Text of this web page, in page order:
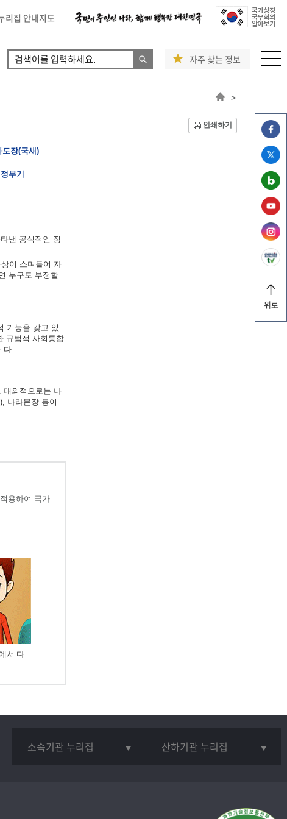
리집 안내지도
위로
자주 찾는 정보
>
인쇄하기
도장(국새)
정부기
낸 공식적인 징
이 스며들어 자
누구도 부정할
기능을 갖고 있
규범적 사회통합
다.
대외적으로는 나
나라문장 등이
용하여 국가
서 다
소속기관 누리집 산하기관 누리집